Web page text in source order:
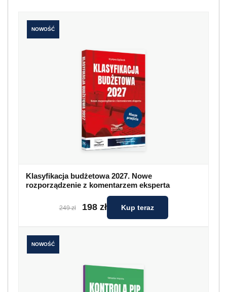
Klasyfikacja budżetowa 2027. Nowe
rozporządzenie z komentarzem eksperta
198 zł Kup teraz
Kontrola PIP. Nowe uprawnienia
Kup teraz